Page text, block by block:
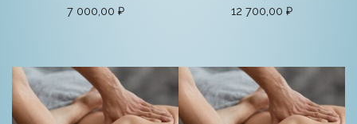
7 000,00 ₽
12 700,00 ₽